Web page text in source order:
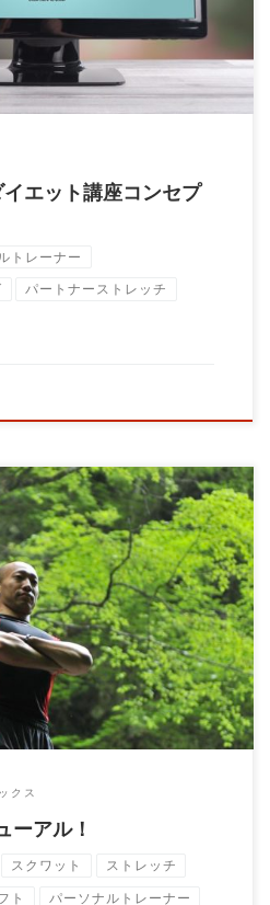
エット講座コンセプ
トレーナー
パートナーストレッチ
たしました。 新しく設定したコ
がございます。 […]
クス
ーアル！
スクワット ストレッチ
ト パーソナルトレーナー